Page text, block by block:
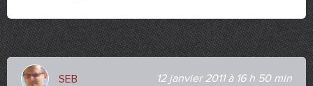
SEB 12 janvier 2011 à 16 h 50 min